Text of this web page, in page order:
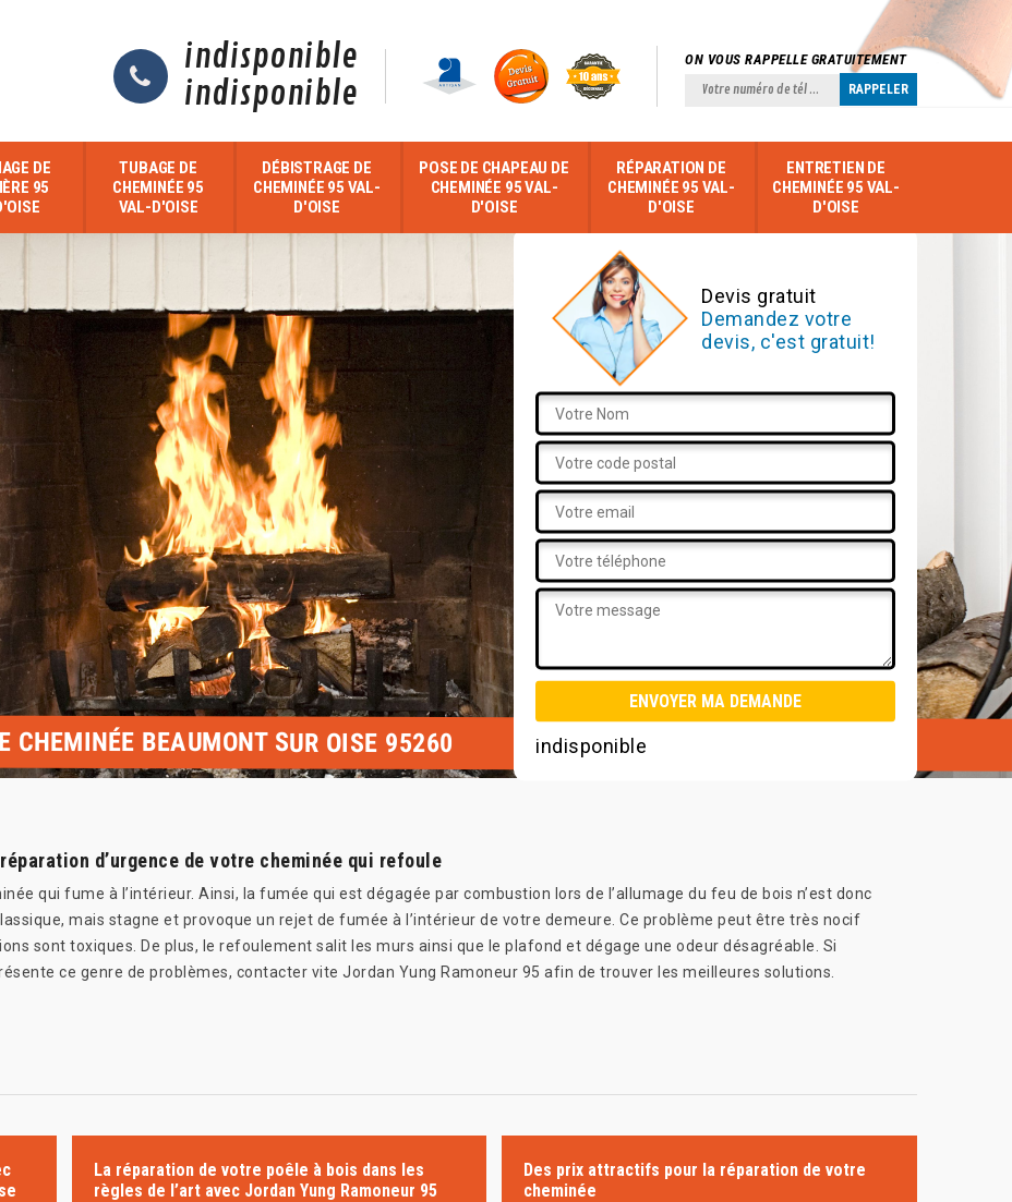
indisponible
indisponible
ON VOUS RAPPELLE GRATUITEMENT
DE
95
TUBAGE DE
CHEMINÉE 95
VAL-D'OISE
DÉBISTRAGE DE
CHEMINÉE 95 VAL-
D'OISE
POSE DE CHAPEAU DE
CHEMINÉE 95 VAL-
D'OISE
RÉPARATION DE
CHEMINÉE 95 VAL-
D'OISE
ENTRETIEN DE
CHEMINÉE 95 VAL-
D'OISE
Devis gratuit
Demandez votre
devis, c'est gratuit!
indisponible
CHEMINÉE BEAUMONT SUR OISE 95260
d’urgence de votre cheminée qui refoule
qui fume à l’intérieur. Ainsi, la fumée qui est dégagée par combustion lors de l’allumage du feu de bois n’est donc
mais stagne et provoque un rejet de fumée à l’intérieur de votre demeure. Ce problème peut être très nocif
sont toxiques. De plus, le refoulement salit les murs ainsi que le plafond et dégage une odeur désagréable. Si
ce genre de problèmes, contacter vite Jordan Yung Ramoneur 95 afin de trouver les meilleures solutions.
La réparation de votre poêle à bois dans les
règles de l’art avec Jordan Yung Ramoneur 95
Des prix attractifs pour la réparation de votre
cheminée